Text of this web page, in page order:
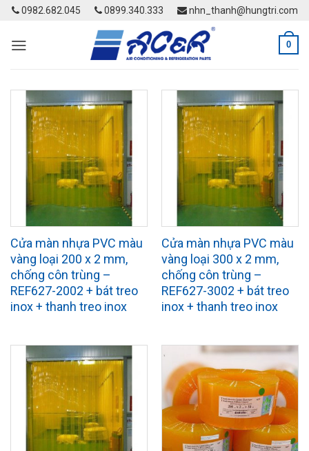
Skip
content
0982.682.045 0899.340.333 nhn_thanh@hungtri.com
0
Cửa màn nhựa PVC màu
vàng loại 200 x 2 mm,
chống côn trùng –
REF627-2002 + bát treo
inox + thanh treo inox
Cửa màn nhựa PVC màu
vàng loại 300 x 2 mm,
chống côn trùng –
REF627-3002 + bát treo
inox + thanh treo inox